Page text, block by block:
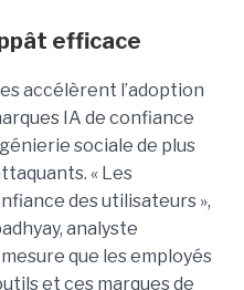
efficace
accélèrent l’adoption
IA de confiance
sociale de plus
« Les
des utilisateurs »,
analyste
que les employés
et ces marques de